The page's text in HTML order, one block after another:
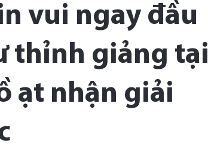
vui ngay đầu
thỉnh giảng tại
ạt nhận giải